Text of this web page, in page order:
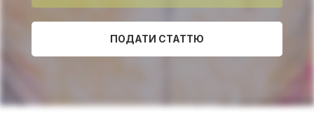
ПОДАТИ СТАТТЮ